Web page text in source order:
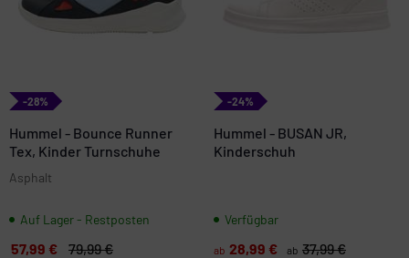
-28%
Hummel - Bounce Runner
Tex, Kinder Turnschuhe
Asphalt
Auf Lager - Restposten
57,99 € 79,99 €
-24%
Hummel - BUSAN JR,
Kinderschuh
Verfügbar
ab 28,99 € ab 37,99 €